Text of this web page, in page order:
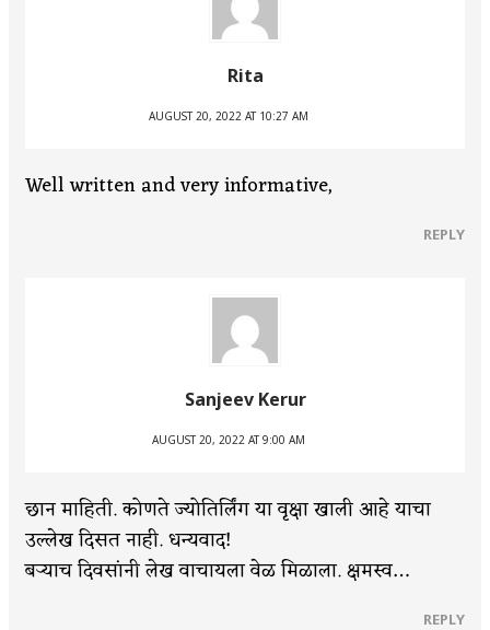
Rita
AUGUST 20, 2022 AT 10:27 AM
Well written and very informative,
REPLY
Sanjeev Kerur
AUGUST 20, 2022 AT 9:00 AM
छान माहिती. कोणते ज्योतिर्लिंग या वृक्षा खाली आहे याचा
उल्लेख दिसत नाही. धन्यवाद!
बऱ्याच दिवसांनी लेख वाचायला वेळ मिळाला. क्षमस्व…
REPLY